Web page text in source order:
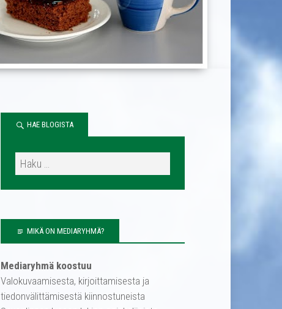
HAE BLOGISTA
MIKÄ ON MEDIARYHMÄ?
Mediaryhmä koostuu
Valokuvaamisesta, kirjoittamisesta ja
tiedonvälittämisestä kiinnostuneista